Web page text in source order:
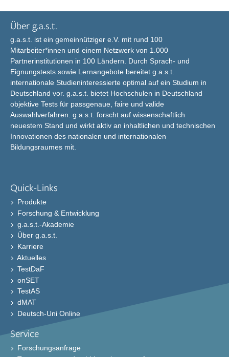
Über g.a.s.t.
g.a.s.t. ist ein gemeinnütziger e.V. mit rund 100
Mitarbeiter*innen und einem Netzwerk von 1.000
Partnerinstitutionen in 100 Ländern. Durch Sprach- und
Eignungstests sowie Lernangebote bereitet g.a.s.t.
internationale Studieninteressierte optimal auf ein Studium in
Deutschland vor. g.a.s.t. bietet Hochschulen in Deutschland
objektive Tests für passgenaue, faire und valide
Auswahlverfahren. g.a.s.t. forscht auf wissenschaftlich
neuestem Stand und wirkt aktiv an inhaltlichen und technischen
Innovationen des nationalen und internationalen
Bildungsraumes mit.
Quick-Links
Produkte
Forschung & Entwicklung
g.a.s.t.-Akademie
Über g.a.s.t.
Karriere
Aktuelles
TestDaF
onSET
TestAS
dMAT
Deutsch-Uni Online
Service
Forschungsanfrage